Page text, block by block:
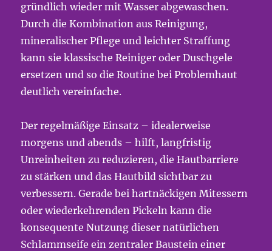
gründlich wieder mit Wasser abgewaschen.
Durch die Kombination aus Reinigung,
mineralischer Pflege und leichter Straffung
kann sie klassische Reiniger oder Duschgele
ersetzen und so die Routine bei Problemhaut
deutlich vereinfache.
Der regelmäßige Einsatz – idealerweise
morgens und abends – hilft, langfristig
Unreinheiten zu reduzieren, die Hautbarriere
zu stärken und das Hautbild sichtbar zu
verbessern. Gerade bei hartnäckigen Mitessern
oder wiederkehrenden Pickeln kann die
konsequente Nutzung dieser natürlichen
Schlammseife ein zentraler Baustein einer